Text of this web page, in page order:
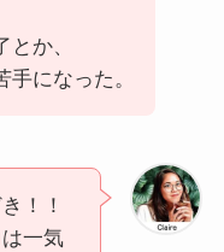
か、
になった。
！！
一気